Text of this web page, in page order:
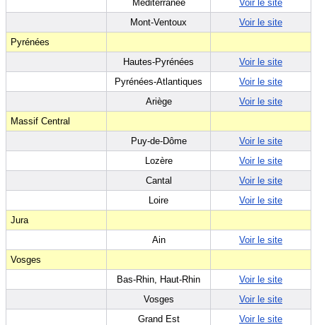
Méditérranée
Voir le site
Mont-Ventoux
Voir le site
Pyrénées
Hautes-Pyrénées
Voir le site
Pyrénées-Atlantiques
Voir le site
Ariège
Voir le site
Massif Central
Puy-de-Dôme
Voir le site
Lozère
Voir le site
Cantal
Voir le site
Loire
Voir le site
Jura
Ain
Voir le site
Vosges
Bas-Rhin, Haut-Rhin
Voir le site
Vosges
Voir le site
Grand Est
Voir le site